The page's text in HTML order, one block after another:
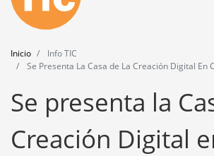
Actualidad
Agenda
Formación
Herramientas
Inicio
Info TIC
Se Presenta La Casa de La Creación Digital En
Se presenta la
Creación Digital